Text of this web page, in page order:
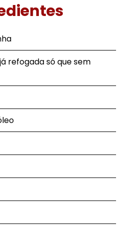
refogada só que sem